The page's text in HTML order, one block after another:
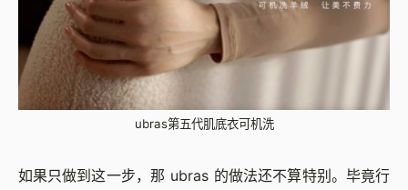
ubras第五代肌底衣可机洗
如果只做到这一步，那 ubras 的做法还不算特别。毕竟行